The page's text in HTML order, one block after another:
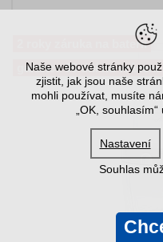
2 roky záruka na baterii
garance 60 dní na
Naše webové stránky
zjistit, jak jsou naše
mohli používat, musíte
„OK,
Nastavení
Souhlas